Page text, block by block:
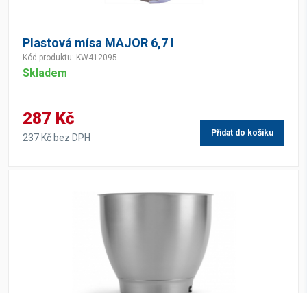
Plastová mísa MAJOR 6,7 l
Kód produktu: KW412095
Skladem
287 Kč
237 Kč bez DPH Přidat do košíku